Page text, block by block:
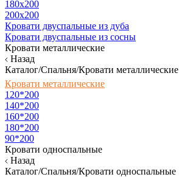
180x200
200x200
Кровати двуспальные из дуба
Кровати двуспальные из сосны
Кровати металлические
Назад
Каталог/Спальня/Кровати металлические
Кровати металлические
120*200
140*200
160*200
180*200
90*200
Кровати односпальные
Назад
Каталог/Спальня/Кровати односпальные